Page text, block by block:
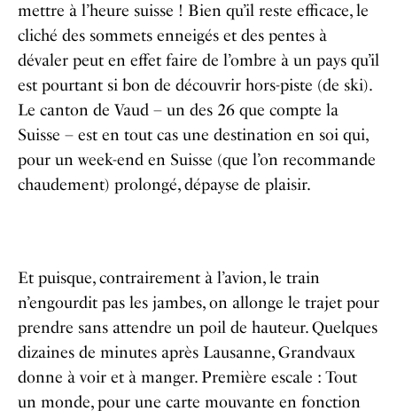
mettre à l’heure suisse ! Bien qu’il reste efficace, le
cliché des sommets enneigés et des pentes à
dévaler peut en effet faire de l’ombre à un pays qu’il
est pourtant si bon de découvrir hors-piste (de ski).
Le canton de Vaud – un des 26 que compte la
Suisse – est en tout cas une destination en soi qui,
pour un week-end en Suisse (que l’on recommande
chaudement) prolongé, dépayse de plaisir.
Et puisque, contrairement à l’avion, le train
n’engourdit pas les jambes, on allonge le trajet pour
prendre sans attendre un poil de hauteur. Quelques
dizaines de minutes après Lausanne, Grandvaux
donne à voir et à manger. Première escale : Tout
un monde, pour une carte mouvante en fonction